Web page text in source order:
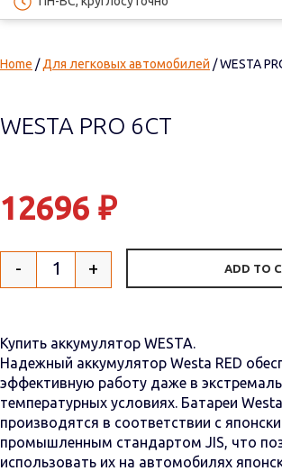
Home /Для легковых автомобилей / WESTA
WESTA PRO 6СТ
12696 ₽
Quantity
- + ADD TO
Купить аккумулятор WESTA.
Надежный аккумулятор Westa RED
эффективную работу даже в
температурных условиях. Батареи
производятся в соответствии с
промышленным стандартом JIS, что
использовать их на автомобилях